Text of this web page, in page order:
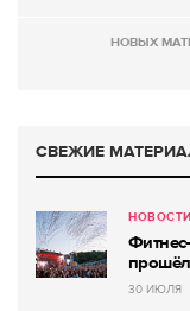
НОВЫХ
СВЕЖИЕ
НОВОСТИ
30 ИЮЛЯ